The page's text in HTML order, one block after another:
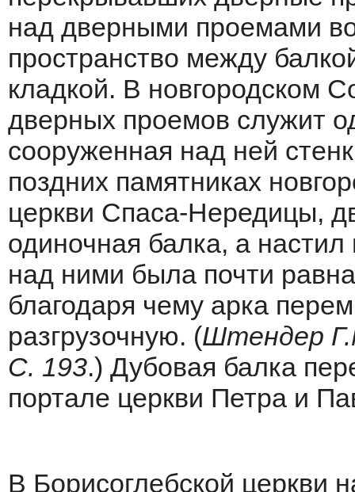
над дверными проемами
пространство между
кладкой. В новгородском
дверных проемов служит
сооруженная над ней
поздних памятниках
церкви Спаса-Нередицы,
одиночная балка, а настил
над ними была почти
благодаря чему арка
разгрузочную. (Штендер
С. 193.) Дубовая балка
портале церкви Петра и
В Борисоглебской церкви